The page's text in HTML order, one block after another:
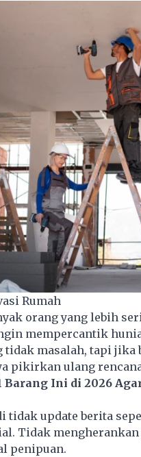
Rumah
orang yang lebih
mempercantik
tidak masalah, tapi jika
pikirkan ulang
Barang Ini di 2026
tidak update berita
Tidak
penipuan.